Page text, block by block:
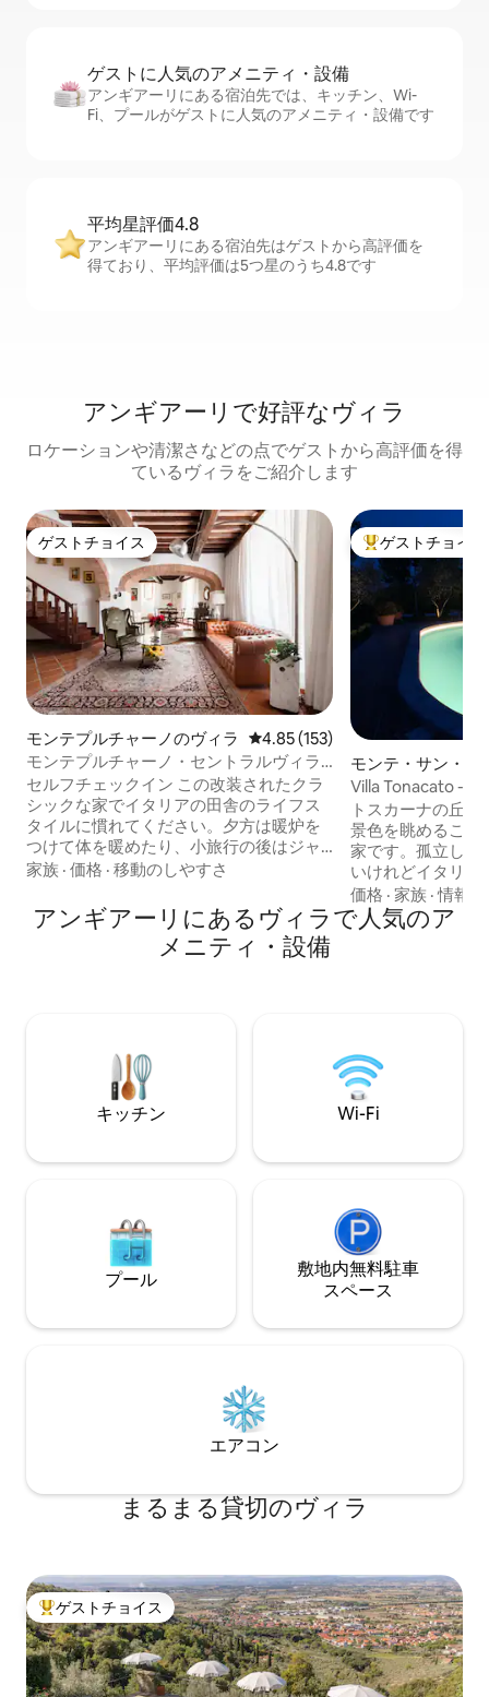
ゲストに人⁠気⁠のア⁠メ⁠ニ⁠テ⁠ィ・設⁠備
アンギアーリにある宿泊先では、キッチン、Wi-
Fi、プールがゲストに人気のアメニティ・設備です
平均星評価4.8
アンギアーリにある宿泊先はゲストから高評価を
得ており、平均評価は5つ星のうち4.8です
アンギアーリで好評なヴィラ
ロケーションや清潔さなどの点でゲストから高評価を得
ているヴィラをご紹介します
ゲストチョイス
ゲストチョイス
モンテプルチャーノのヴィラ レビュー153件、5つ星中4.85つ
4.85 (153)
モンテプルチャーノ・セントラルヴィラ –
サウナ＆ジャグジー
セルフチェックイン この改装されたクラ
シックな家でイタリアの田舎のライフス
タイルに慣れてください。夕方は暖炉を
つけて体を暖めたり、小旅行の後はジャ
グジーに入ったりしてみてください。友
後、夜のサウナに入るのもいいかもしれ
ません。 各部屋にエアコン モンテプルチ
ャーノの歴史地区の中心部、グランデ広
窟があります。 ロケーション： 建物には
独立した入り口があり、モンテプルチャ
ーノで最も美しく、魅力的な通りのひと
つにあります。 モンテプルチャーノは、
ーナを分ける尾根の上にあり、石灰岩の
書のような風景に囲まれ、どこから見て
もトスカーナの田園地帯として最も古典
的で広く普及しているイメージを思い起
こさせます。丘陵と金色の畑が繰り広げ
れたブドウ園があるモンテプルチャーノ
愛され、訪問される観光地のひとつで
カーにある鍵で（リクエストによる）。
歴史地区の中心部にある建物は完全に、
には暖炉を燃やしたり、サウナに入った
り、ジャグジーに浸かったりできます 客
をつけて夜を暖めたり、遠足から戻って
ジャグジーに入ったり、友達や親戚と一
緒にサウナでリラックスしたりすること
もできます。 近くには有名なスパのある
キアンチャーノ、魅力的でロマンチック
なピエンツァ、温泉のあるバニヴィニョ
家族 · 価格 · 移動のしやすさ
大好評のゲスト
ゲストチョイス
モンテ・サン・サ
ヴィラ
Villa Tonacato -
なヴィラ
トスカーナの丘
景色を眺めること
家です。孤立して
いけれどイタリア
人に最適です。
ーのテクノロジー
わっており、リビ
ウンドシステムが
価格 ·家族 ·情報
アンギアーリにあるヴィラで人気のア
メニティ・設備
キッチン Wi-Fi
プール
敷地内無料駐⁠車
ス⁠ペ⁠ー⁠ス
エアコン
まるまる貸切のヴィラ
大好評のゲストチョイスです。
ゲストチョイス